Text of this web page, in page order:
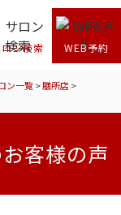
ン検索 WEB予約
ン一覧>膳所店>
客様の声